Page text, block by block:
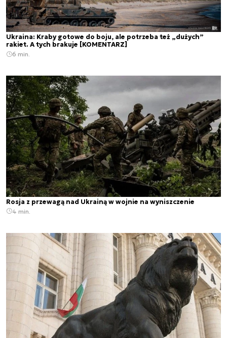
Ukraina: Kraby gotowe do boju, ale potrzeba też „dużych”
rakiet. A tych brakuje [KOMENTARZ]
6 min.
Rosja z przewagą nad Ukrainą w wojnie na wyniszczenie
4 min.